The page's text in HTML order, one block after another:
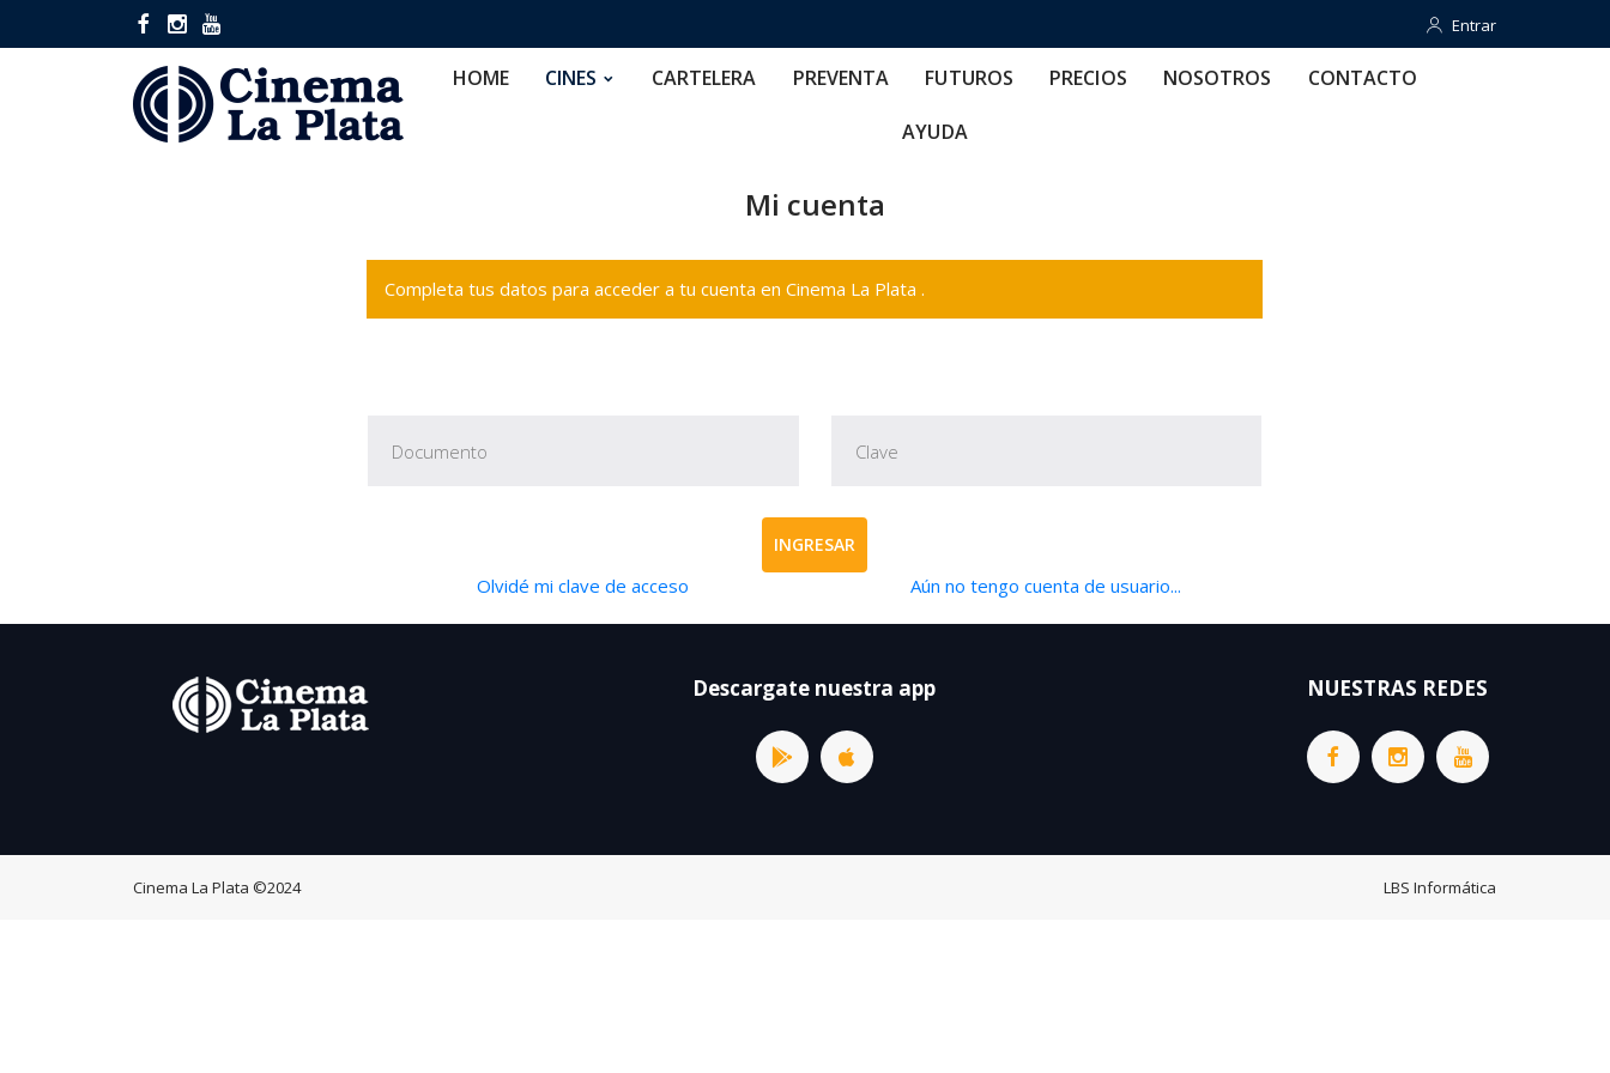
Entrar
Entrar
HOME CINES CARTELERA PREVENTA FUTUROS PRECIOS NOSOTROS CONTACTO
AYUDA
Mi cuenta
Completa tus datos para acceder a tu cuenta en Cinema La Plata .
INGRESAR
Olvidé mi clave de acceso Aún no tengo cuenta de usuario...
Descargate nuestra app NUESTRAS REDES
Cinema La Plata ©2024 LBS Informática